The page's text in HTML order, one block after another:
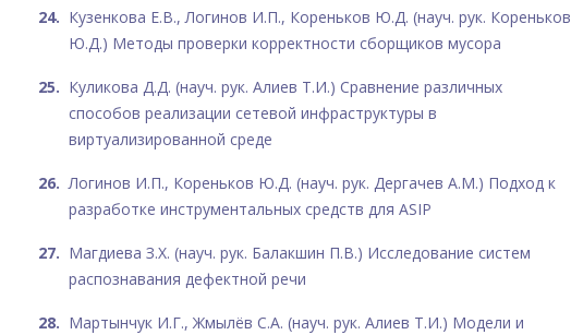
Кузенкова Е.В., Логинов И.П., Кореньков Ю.Д. (науч. рук. Кореньков
Ю.Д.) Методы проверки корректности сборщиков мусора
Куликова Д.Д. (науч. рук. Алиев Т.И.) Сравнение различных
способов реализации сетевой инфраструктуры в
виртуализированной среде
Логинов И.П., Кореньков Ю.Д. (науч. рук. Дергачев А.М.) Подход к
разработке инструментальных средств для ASIP
Магдиева З.Х. (науч. рук. Балакшин П.В.) Исследование систем
распознавания дефектной речи
Мартынчук И.Г., Жмылёв С.А. (науч. рук. Алиев Т.И.) Модели и